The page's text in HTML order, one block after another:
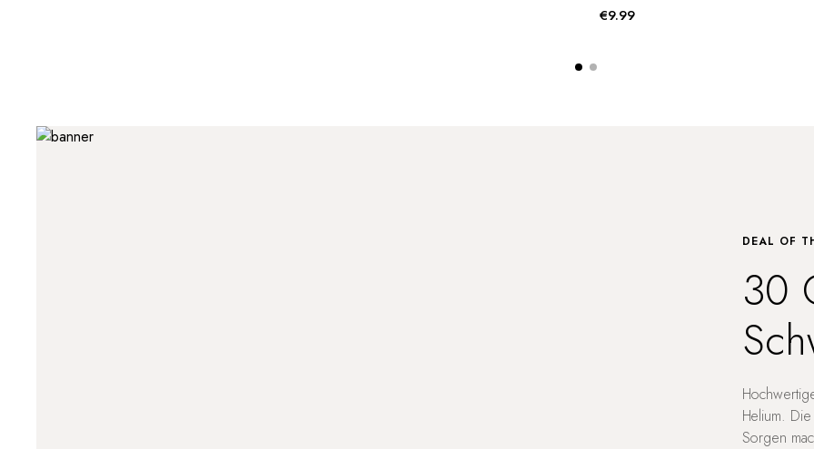
€9.99
DEAL OF
30
Helium.
Sorgen